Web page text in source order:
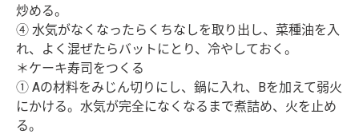
炒める。
④ 水気がなくなったらくちなしを取り出し、菜種油を入
れ、よく混ぜたらバットにとり、冷やしておく。
＊ケーキ寿司をつくる
① Aの材料をみじん切りにし、鍋に入れ、Bを加えて弱火
にかける。水気が完全になくなるまで煮詰め、火を止め
る。